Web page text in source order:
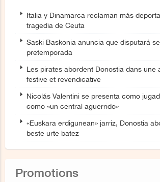
Italia y Dinamarca reclaman más
tragedia de Ceuta
Saski Baskonia anuncia que disputará
pretemporada
Les pirates abordent Donostia dans une
festive et revendicative
Nicolás Valentini se presenta como
como «un central aguerrido»
«Euskara erdigunean» jarriz, Donostia
beste urte batez
Promotions